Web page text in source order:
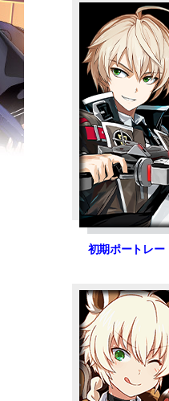
初期ポートレー